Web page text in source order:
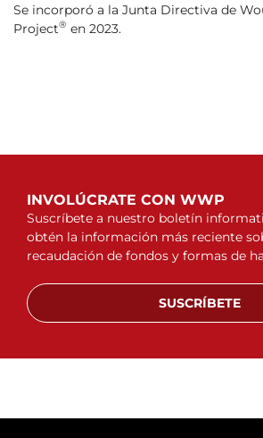
Se incorporó a la Junta Directiva de
Project® en 2023.
INVOLÚCRATE CON WWP
Suscríbete a nuestro boletín
obtén la información más reciente
recaudación de fondos y formas de
SUSCRÍBETE